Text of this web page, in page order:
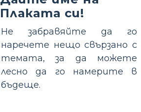
Плаката си!
Не забравяйте да го
наречете нещо свързано с
темата, за да можете
лесно да го намерите в
бъдеще.